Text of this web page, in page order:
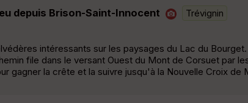
depuis Brison-Saint-Innocent Trévignin
intéressants sur les paysages du Lac du
file dans le versant Ouest du Mont de Corsuet par
gagner la crête et la suivre jusqu'à la Nouvelle Croix de